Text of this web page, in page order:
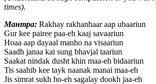
times).
Мантра: Rakhay rakhanhaar aap ubaariun
Gur kee pairee paa-eh kaaj savaariun
Hoaa aap dayaal manho na visaariun
Saadh janaa kai sung bhavjal taariun
Saakat nindak dusht khin maa-eh bidaariun
Tis saahib kee tayk naanak manai maa-eh
Jis simrat sukh ho-eh sagalay dookh jaa-eh